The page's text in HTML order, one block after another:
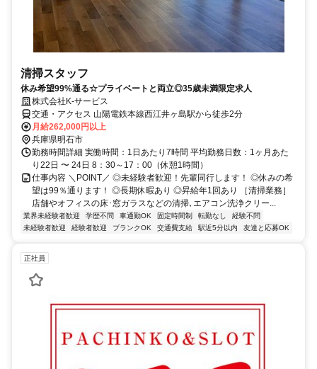
清掃スタッフ
休み希望99%通る☆プライベートと両立◎35歳未満限定求人
株式会社K-サービス
交通・アクセス 山陽電鉄本線西江井ヶ島駅から徒歩2分
月給262,000円以上
兵庫県明石市
勤務時間詳細 実働時間：1日あたり7時間 平均勤務日数：1ヶ月あた
り22日 〜 24日 8：30～17：00（休憩1時間）
仕事内容 ＼POINT／ ◎未経験者歓迎！先輩同行します！ ◎休みの希
望は99％通ります！ ◎長期休暇あり ◎昇給年1回あり ［清掃業務］
店舗やオフィスの床･窓ガラスなどの清掃､エアコン洗浄クリー...
業界未経験者歓迎 学歴不問 車通勤OK 固定時間制 転勤なし
経験不問
未経験者歓迎
経験者歓迎 ブランクOK 交通費支給 駅近5分以内 友達と応募OK
正社員